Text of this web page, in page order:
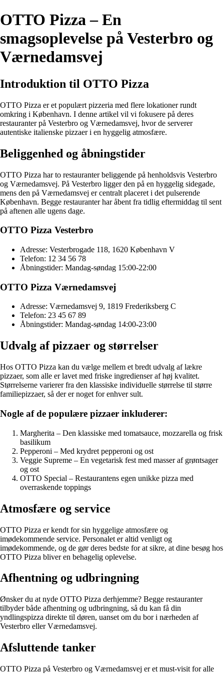
OTTO Pizza – En
smagsoplevelse på Vesterbro og
Værnedamsvej
Introduktion til OTTO Pizza
OTTO Pizza er et populært pizzeria med flere lokationer rundt
omkring i København. I denne artikel vil vi fokusere på deres
restauranter på Vesterbro og Værnedamsvej, hvor de serverer
autentiske italienske pizzaer i en hyggelig atmosfære.
Beliggenhed og åbningstider
OTTO Pizza har to restauranter beliggende på henholdsvis Vesterbro
og Værnedamsvej. På Vesterbro ligger den på en hyggelig sidegade,
mens den på Værnedamsvej er centralt placeret i det pulserende
København. Begge restauranter har åbent fra tidlig eftermiddag til sent
på aftenen alle ugens dage.
OTTO Pizza Vesterbro
Adresse: Vesterbrogade 118, 1620 København V
Telefon: 12 34 56 78
Åbningstider: Mandag-søndag 15:00-22:00
OTTO Pizza Værnedamsvej
Adresse: Værnedamsvej 9, 1819 Frederiksberg C
Telefon: 23 45 67 89
Åbningstider: Mandag-søndag 14:00-23:00
Udvalg af pizzaer og størrelser
Hos OTTO Pizza kan du vælge mellem et bredt udvalg af lækre
pizzaer, som alle er lavet med friske ingredienser af høj kvalitet.
Størrelserne varierer fra den klassiske individuelle størrelse til større
familiepizzaer, så der er noget for enhver sult.
Nogle af de populære pizzaer inkluderer:
Margherita – Den klassiske med tomatsauce, mozzarella og frisk
basilikum
Pepperoni – Med krydret pepperoni og ost
Veggie Supreme – En vegetarisk fest med masser af grøntsager
og ost
OTTO Special – Restaurantens egen unikke pizza med
overraskende toppings
Atmosfære og service
OTTO Pizza er kendt for sin hyggelige atmosfære og
imødekommende service. Personalet er altid venligt og
imødekommende, og de gør deres bedste for at sikre, at dine besøg hos
OTTO Pizza bliver en behagelig oplevelse.
Afhentning og udbringning
Ønsker du at nyde OTTO Pizza derhjemme? Begge restauranter
tilbyder både afhentning og udbringning, så du kan få din
yndlingspizza direkte til døren, uanset om du bor i nærheden af
Vesterbro eller Værnedamsvej.
Afsluttende tanker
OTTO Pizza på Vesterbro og Værnedamsvej er et must-visit for alle